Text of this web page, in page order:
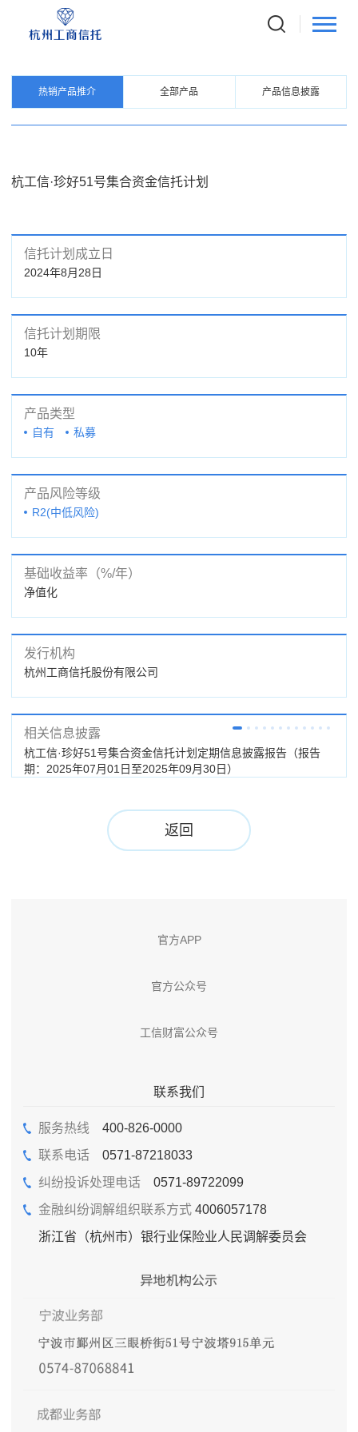
信托产品
热销产品推介 全部产品 产品信息披露
杭工信·珍好51号集合资金信托计划
信托计划成立日
2024年8月28日
信托计划期限
10年
产品类型
自有 私募
产品风险等级
R2(中低风险)
基础收益率（%/年）
净值化
发行机构
杭州工商信托股份有限公司
相关信息披露
杭工信·珍好51号集合资金信托计划定期信息披露报告（报告
期：2025年07月01日至2025年09月30日）
返回
官方APP
官方公众号
工信财富公众号
联系我们
服务热线 400-826-0000
联系电话0571-87218033
纠纷投诉处理电话0571-89722099
金融纠纷调解组织联系方式4006057178
浙江省（杭州市）银行业保险业人民调解委员会